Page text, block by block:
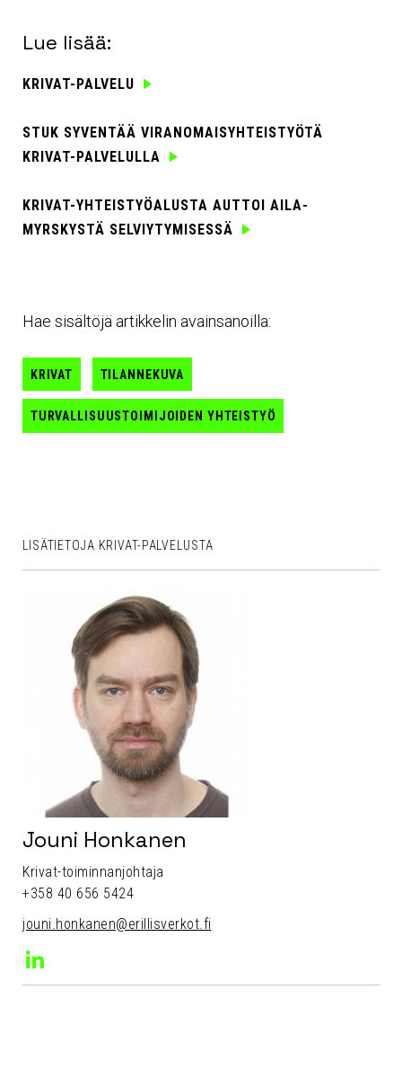
Lue lisää:
KRIVAT-PALVELU
STUK SYVENTÄÄ VIRANOMAISYHTEISTYÖTÄ
KRIVAT-PALVELULLA
KRIVAT-YHTEISTYÖALUSTA AUTTOI AILA-
MYRSKYSTÄ SELVIYTYMISESSÄ
Hae sisältöjä artikkelin avainsanoilla:
KRIVAT TILANNEKUVA
TURVALLISUUSTOIMIJOIDEN YHTEISTYÖ
LISÄTIETOJA KRIVAT-PALVELUSTA
Jouni Honkanen
Krivat-toiminnanjohtaja
+358 40 656 5424
jouni.honkanen@erillisverkot.fi